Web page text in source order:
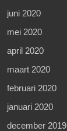
juni 2020
mei 2020
april 2020
maart 2020
februari 2020
januari 2020
december 2019